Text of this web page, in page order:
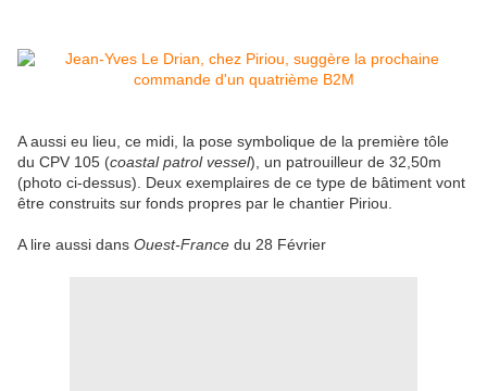
A aussi eu lieu, ce midi, la pose symbolique de la première tôle
du CPV 105 (coastal patrol vessel), un patrouilleur de 32,50m
(photo ci-dessus). Deux exemplaires de ce type de bâtiment vont
être construits sur fonds propres par le chantier Piriou.
A lire aussi dans Ouest-France du 28 Février